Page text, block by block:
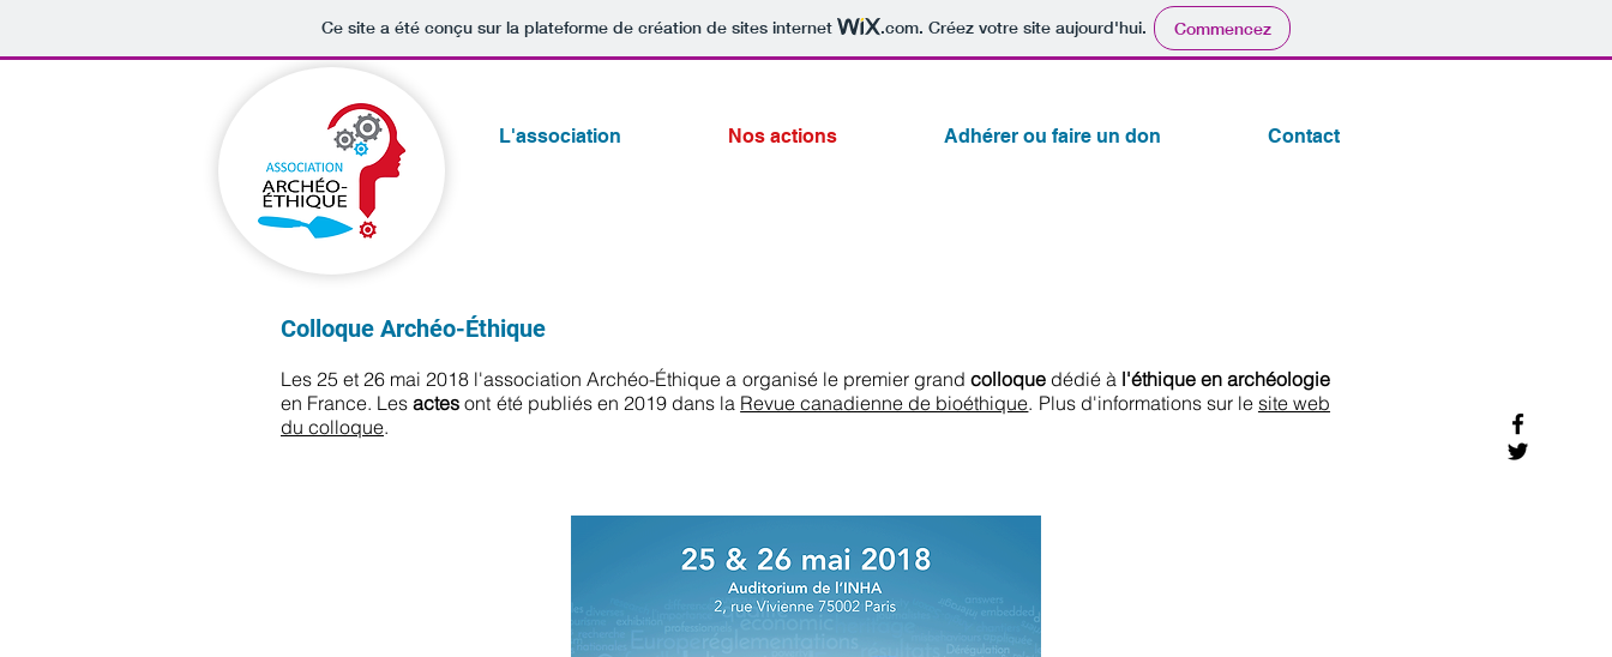
Ce site a été conçu sur la plateforme de création de sites internet .com. Créez votre site aujourd'hui. Commencez
L'association Nos actions Adhérer ou faire un don Contact
Colloque Archéo-Éthique
Les 25 et 26 mai 2018 l'association Archéo-Éthique a organisé le premier grand colloque dédié à l'éthique en archéologie
en France. Lesactesont été publiés en 2019 dans la Revue canadienne de bioéthique. Plus d'informations sur le site web
du colloque.